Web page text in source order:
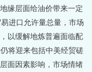
缘层面给油价带来一定
进口允许量总量，市场
以缓解地炼普遍面临配
将迎来包括中美经贸磋
面因素影响，市场情绪